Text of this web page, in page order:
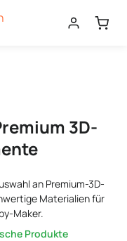
3D-
an Premium-3D-
Materialien für
Maker.
Produkte